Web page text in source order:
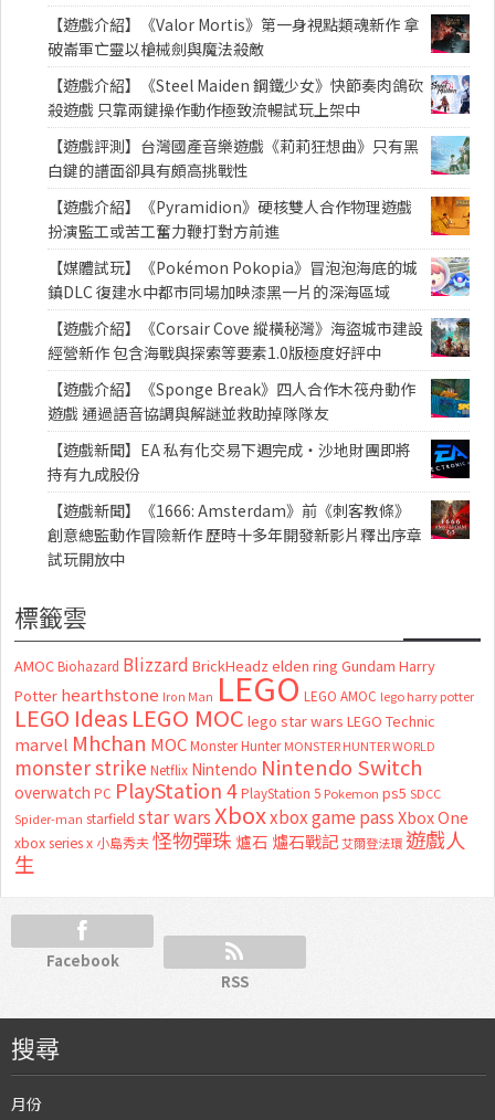
【遊戲介紹】《Valor Mortis》第一身視點類魂新作 拿
破崙軍亡靈以槍械劍與魔法殺敵
【遊戲介紹】《Steel Maiden 鋼鐵少女》快節奏肉鴿砍
殺遊戲 只靠兩鍵操作動作極致流暢試玩上架中
【遊戲評測】台灣國產音樂遊戲《莉莉狂想曲》只有黑
白鍵的譜面卻具有頗高挑戰性
【遊戲介紹】《Pyramidion》硬核雙人合作物理遊戲
扮演監工或苦工奮力鞭打對方前進
【媒體試玩】《Pokémon Pokopia》冒泡泡海底的城
鎮DLC 復建水中都市同場加映漆黑一片的深海區域
【遊戲介紹】《Corsair Cove 縱橫秘灣》海盜城市建設
經營新作 包含海戰與探索等要素1.0版極度好評中
【遊戲介紹】《Sponge Break》四人合作木筏舟動作
遊戲 通過語音協調與解謎並救助掉隊隊友
【遊戲新聞】EA 私有化交易下週完成・沙地財團即將
持有九成股份
【遊戲新聞】《1666: Amsterdam》前《刺客教條》
創意總監動作冒險新作 歷時十多年開發新影片釋出序章
試玩開放中
標籤雲
AMOC Biohazard Blizzard BrickHeadz elden ring Gundam Harry
Potter hearthstone Iron Man LEGO LEGO AMOC lego harry potter
LEGO Ideas LEGO MOC lego star wars LEGO Technic
marvel Mhchan MOC Monster Hunter MONSTER HUNTER WORLD
monster strike Netflix Nintendo Nintendo Switch
overwatch PC PlayStation 4 PlayStation 5 Pokemon ps5 SDCC
Spider-man starfield star wars Xboxxbox game passXbox One
xbox series x 小島秀夫怪物彈珠 爐石 爐石戰記艾爾登法環 遊戲人
生
Facebook
RSS
搜尋
月份